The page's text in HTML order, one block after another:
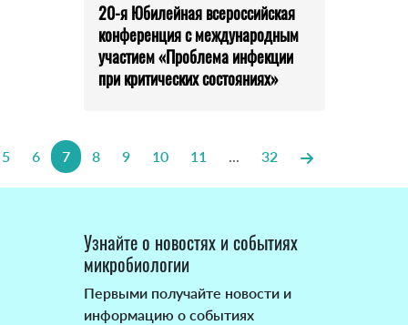
20-я Юбилейная всероссийская
конференция с международным
участием «Проблема инфекции
при критических состояниях»
5 6 7 8 9 10 11 ... 32
Узнайте о новостях и событиях
микробиологии
Первыми получайте новости и
информацию о событиях